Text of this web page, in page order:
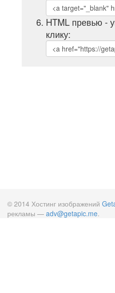
HTML превью -
клику:
© 2014 Хостинг изображений
рекламы — adv@getapic.me.